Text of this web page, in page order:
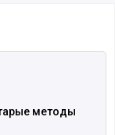
методы